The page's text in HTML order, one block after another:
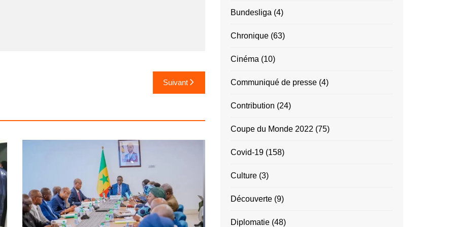
Suivant
Bundesliga (4)
Chronique (63)
Cinéma (10)
Communiqué de presse (4)
Contribution (24)
Coupe du Monde 2022 (75)
Covid-19 (158)
Culture (3)
Découverte (9)
Diplomatie (48)